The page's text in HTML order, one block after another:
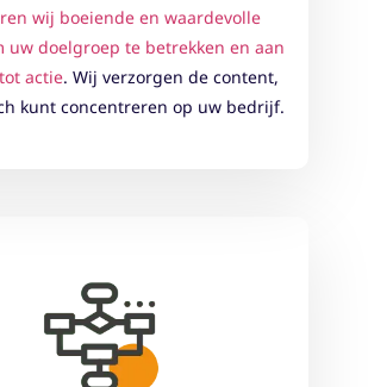
wij boeiende en waardevolle
uw doelgroep te betrekken en aan
actie. Wij verzorgen de content,
kunt concentreren op uw bedrijf.